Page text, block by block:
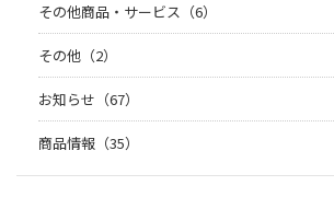
その他商品・サービス（6）
その他（2）
お知らせ（67）
商品情報（35）